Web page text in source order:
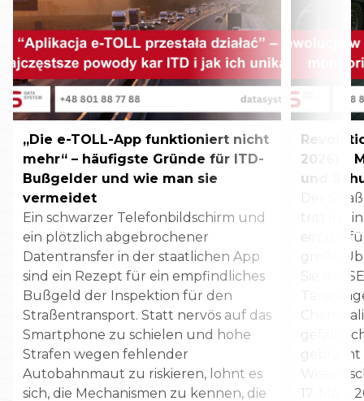
„Die e-TOLL-App funktioniert nicht
mehr“ – häufigste Gründe für ITD-
Bußgelder und wie man sie
vermeidet
Ein schwarzer Telefonbildschirm und
ein plötzlich abgebrochener
Datentransfer in der staatlichen App
sind ein Rezept für ein empfindliches
Bußgeld der Inspektion für den
Straßentransport. Statt nervös auf das
Smartphone zu schielen und hohe
Strafen wegen fehlender
Autobahnmaut zu riskieren, lohnt es
sich, die Mechanismen zu kennen, die
2026) –
und
Der
tritt in
ein, die
große
Sie das
gebracht
Wissen
17. März